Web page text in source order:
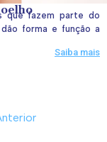
que fazem parte do
forma e função a
Saiba mais